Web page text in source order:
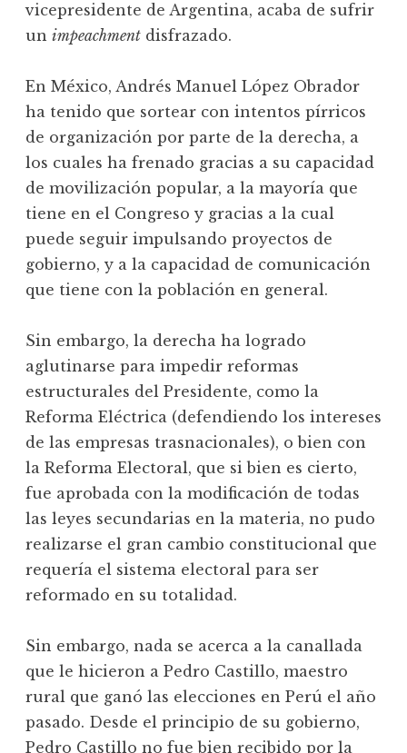
vicepresidente de Argentina, acaba de sufrir
un impeachment disfrazado.
En México, Andrés Manuel López Obrador
ha tenido que sortear con intentos pírricos
de organización por parte de la derecha, a
los cuales ha frenado gracias a su capacidad
de movilización popular, a la mayoría que
tiene en el Congreso y gracias a la cual
puede seguir impulsando proyectos de
gobierno, y a la capacidad de comunicación
que tiene con la población en general.
Sin embargo, la derecha ha logrado
aglutinarse para impedir reformas
estructurales del Presidente, como la
Reforma Eléctrica (defendiendo los intereses
de las empresas trasnacionales), o bien con
la Reforma Electoral, que si bien es cierto,
fue aprobada con la modificación de todas
las leyes secundarias en la materia, no pudo
realizarse el gran cambio constitucional que
requería el sistema electoral para ser
reformado en su totalidad.
Sin embargo, nada se acerca a la canallada
que le hicieron a Pedro Castillo, maestro
rural que ganó las elecciones en Perú el año
pasado. Desde el principio de su gobierno,
Pedro Castillo no fue bien recibido por la